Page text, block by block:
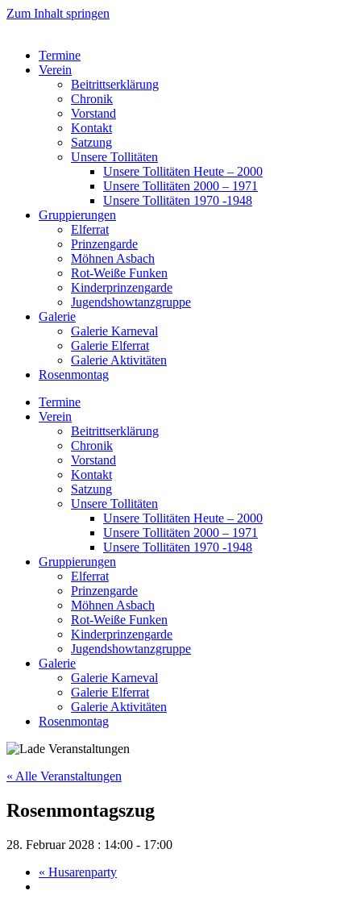
Zum Inhalt springen
Termine
Verein
Beitrittserklärung
Chronik
Vorstand
Kontakt
Satzung
Unsere Tollitäten
Unsere Tollitäten Heute – 2000
Unsere Tollitäten 2000 – 1971
Unsere Tollitäten 1970 -1948
Gruppierungen
Elferrat
Prinzengarde
Möhnen Asbach
Rot-Weiße Funken
Kinderprinzengarde
Jugendshowtanzgruppe
Galerie
Galerie Karneval
Galerie Elferrat
Galerie Aktivitäten
Rosenmontag
Termine
Verein
Beitrittserklärung
Chronik
Vorstand
Kontakt
Satzung
Unsere Tollitäten
Unsere Tollitäten Heute – 2000
Unsere Tollitäten 2000 – 1971
Unsere Tollitäten 1970 -1948
Gruppierungen
Elferrat
Prinzengarde
Möhnen Asbach
Rot-Weiße Funken
Kinderprinzengarde
Jugendshowtanzgruppe
Galerie
Galerie Karneval
Galerie Elferrat
Galerie Aktivitäten
Rosenmontag
« Alle Veranstaltungen
Rosenmontagszug
28. Februar 2028 : 14:00 - 17:00
« Husarenparty